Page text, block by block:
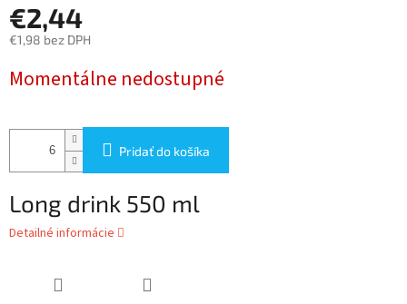
€2,44
€1,98 bez DPH
cena:
Momentálne nedostupné
Pridať do košíka
Long drink 550 ml
Detailné informácie